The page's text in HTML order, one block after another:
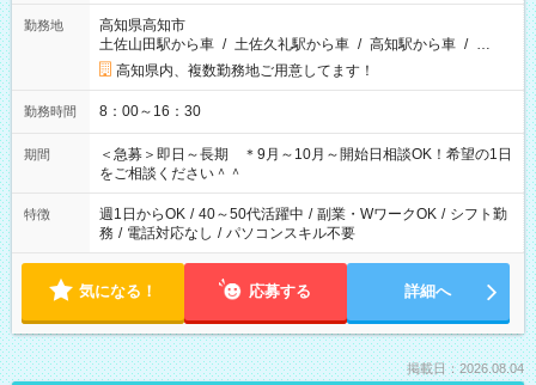
勤務地
高知県高知市
土佐山田駅から車 / 土佐久礼駅から車 / 高知駅から車 / …
高知県内、複数勤務地ご用意してます！
勤務時間 8：00～16：30
期間
＜急募＞即日～長期 ＊9月～10月～開始日相談OK！希望の1日
をご相談ください＾＾
特徴 週1日からOK / 40～50代活躍中 / 副業・WワークOK / シフト勤
務 / 電話対応なし / パソコンスキル不要
気になる！ 応募する 詳細へ
掲載日：2026.08.04